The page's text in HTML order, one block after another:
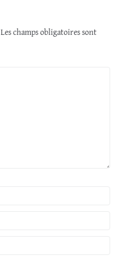
Les champs obligatoires sont